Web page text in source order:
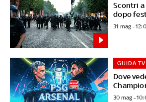
Scontri
dopo
31 mag -
Dove
GUIDA TV
30 mag -